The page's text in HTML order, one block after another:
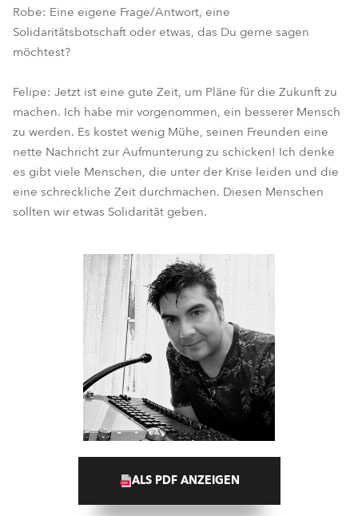
Robe: Eine eigene Frage/Antwort, eine
Solidaritätsbotschaft oder etwas, das Du gerne sagen
möchtest?
Felipe: Jetzt ist eine gute Zeit, um Pläne für die Zukunft zu
machen. Ich habe mir vorgenommen, ein besserer Mensch
zu werden. Es kostet wenig Mühe, seinen Freunden eine
nette Nachricht zur Aufmunterung zu schicken! Ich denke
es gibt viele Menschen, die unter der Krise leiden und die
eine schreckliche Zeit durchmachen. Diesen Menschen
sollten wir etwas Solidarität geben.
ALS PDF ANZEIGEN